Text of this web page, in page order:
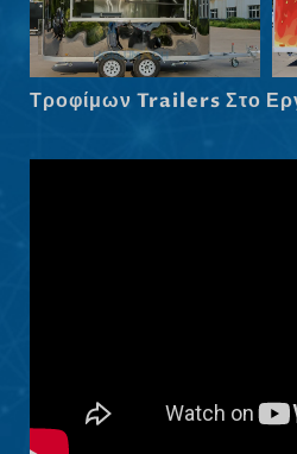
Τροφίμων Trailers Στο